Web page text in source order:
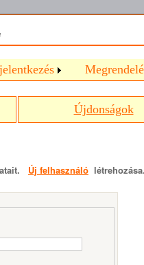
Újdonságok
Új felhasználó